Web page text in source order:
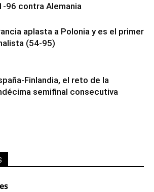
96 contra Alemania
aplasta a Polonia y es el primer
(54-95)
Finlandia, el reto de la
semifinal consecutiva